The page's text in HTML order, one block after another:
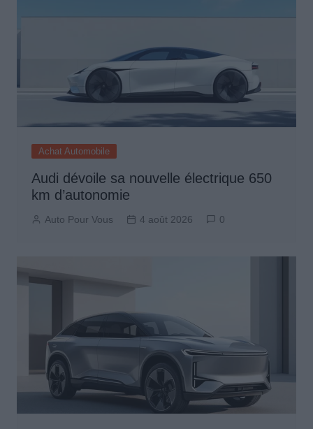
Achat Automobile
Audi dévoile sa nouvelle électrique 650
km d’autonomie
Auto Pour Vous 4 août 2026 0